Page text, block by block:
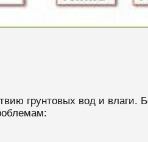
грунтовых вод и